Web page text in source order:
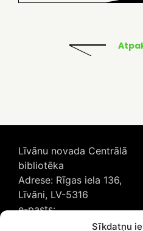
Sīkdatņu
Līvānu novada Centrālā
bibliotēka
Adrese: Rīgas iela 136,
Līvāni, LV-5316
e-pasts: